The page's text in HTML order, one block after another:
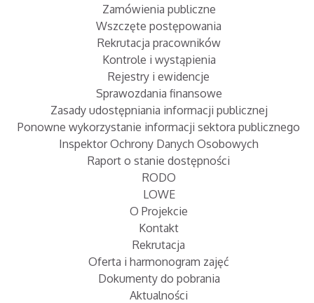
Zamówienia publiczne
Wszczęte postępowania
Rekrutacja pracowników
Kontrole i wystąpienia
Rejestry i ewidencje
Sprawozdania finansowe
Zasady udostępniania informacji publicznej
Ponowne wykorzystanie informacji sektora publicznego
Inspektor Ochrony Danych Osobowych
Raport o stanie dostępności
RODO
LOWE
O Projekcie
Kontakt
Rekrutacja
Oferta i harmonogram zajęć
Dokumenty do pobrania
Aktualności